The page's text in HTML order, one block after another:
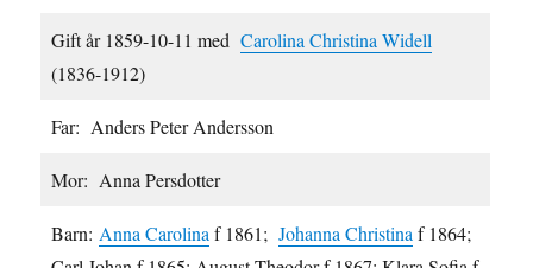
Gift år 1859-10-11 medCarolina Christina Widell
(1836-1912)
Far: Anders Peter Andersson
Mor: Anna Persdotter
Barn: Anna Carolina f 1861;Johanna Christina f 1864;